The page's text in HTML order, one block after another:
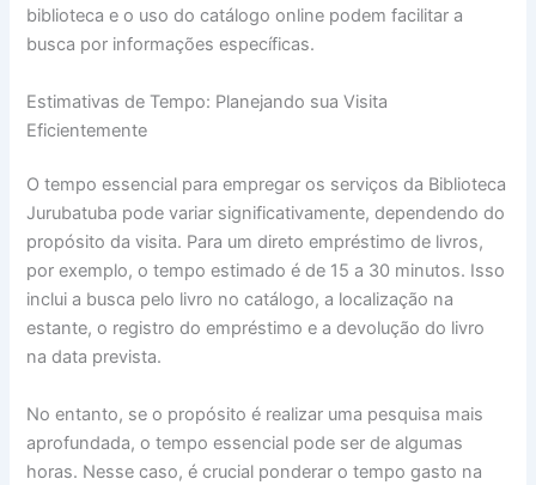
biblioteca e o uso do catálogo online podem facilitar a
busca por informações específicas.
Estimativas de Tempo: Planejando sua Visita
Eficientemente
O tempo essencial para empregar os serviços da Biblioteca
Jurubatuba pode variar significativamente, dependendo do
propósito da visita. Para um direto empréstimo de livros,
por exemplo, o tempo estimado é de 15 a 30 minutos. Isso
inclui a busca pelo livro no catálogo, a localização na
estante, o registro do empréstimo e a devolução do livro
na data prevista.
No entanto, se o propósito é realizar uma pesquisa mais
aprofundada, o tempo essencial pode ser de algumas
horas. Nesse caso, é crucial ponderar o tempo gasto na